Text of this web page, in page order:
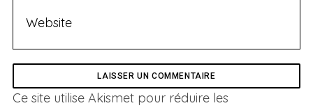
Ce site utilise Akismet pour réduire les